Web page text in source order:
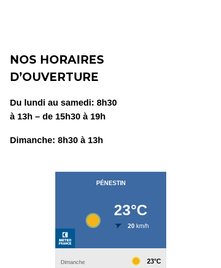
NOS HORAIRES
D’OUVERTURE
Du lundi au samedi: 8h30
à 13h – de 15h30 à 19h
Dimanche: 8h30 à 13h